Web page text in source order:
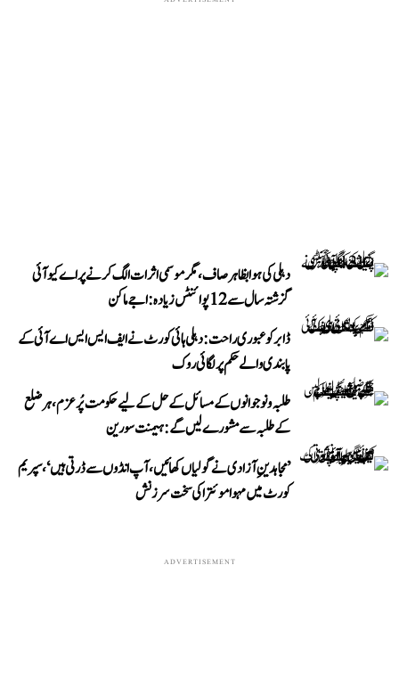
دہلی کی ہوا بظاہر صاف، مگر موسمی اثرات الگ کرنے پر اے کیو آئی
گزشتہ سال سے 12 پوائنٹس زیادہ: اجے ماکن
ڈابر کو عبوری راحت: دہلی ہائی کورٹ نے ایف ایس ایس اے آئی کے
پابندی والے حکم پر لگائی روک
طلبہ و نوجوانوں کے مسائل کے حل کے لیے حکومت پُرعزم، ہر ضلع
کے طلبہ سے مشورے لیں گے: ہیمنت سورین
’مجاہدینِ آزادی نے گولیاں کھائیں، آپ انڈوں سے ڈرتی ہیں‘، سپریم
کورٹ میں مہوا موئترا کی سخت سرزنش
ADVERTISEMENT